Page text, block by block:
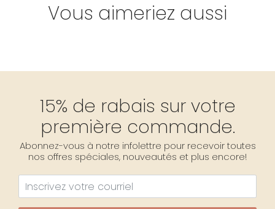
Vous aimeriez aussi
15% de rabais sur votre
première commande.
Abonnez-vous à notre infolettre pour recevoir toutes
nos offres spéciales, nouveautés et plus encore!